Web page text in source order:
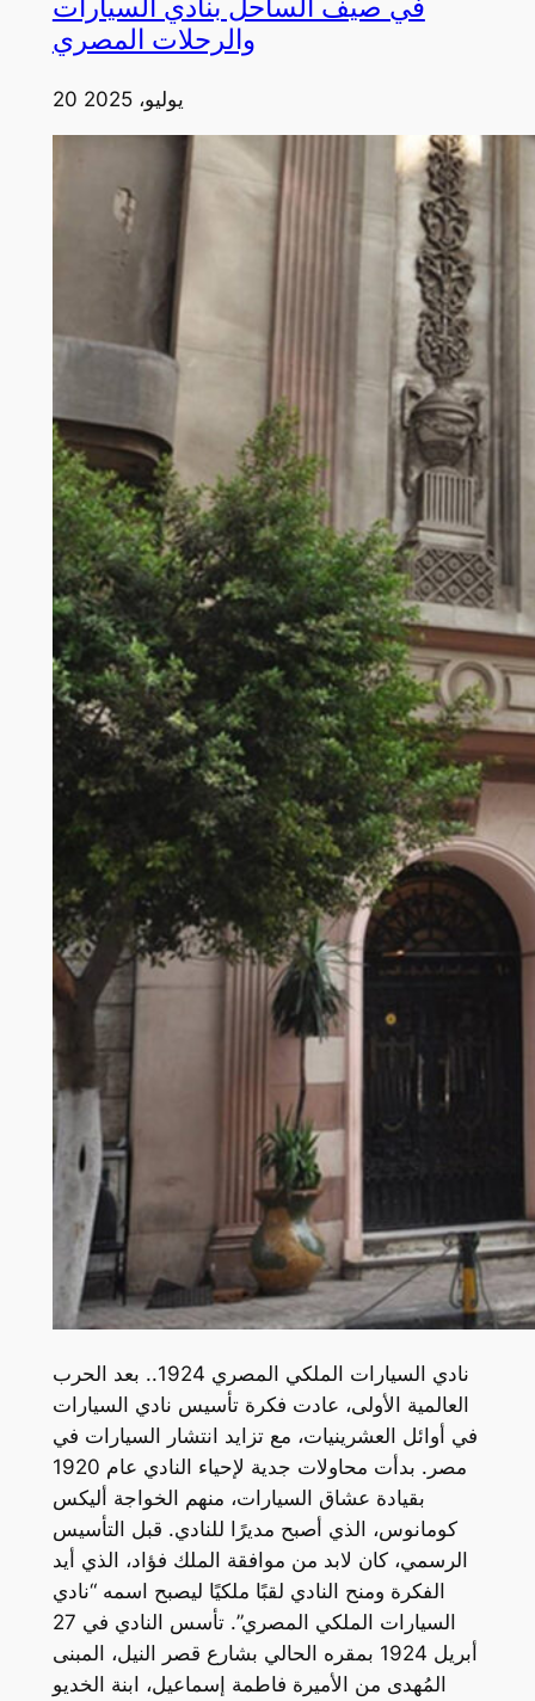
في صيف الساحل بنادي السيارات
والرحلات المصري
20 يوليو، 2025
نادي السيارات الملكي المصري 1924.. بعد الحرب
العالمية الأولى، عادت فكرة تأسيس نادي السيارات
في أوائل العشرينيات، مع تزايد انتشار السيارات في
مصر. بدأت محاولات جدية لإحياء النادي عام 1920
بقيادة عشاق السيارات، منهم الخواجة أليكس
كومانوس، الذي أصبح مديرًا للنادي. قبل التأسيس
الرسمي، كان لابد من موافقة الملك فؤاد، الذي أيد
الفكرة ومنح النادي لقبًا ملكيًا ليصبح اسمه “نادي
السيارات الملكي المصري”. تأسس النادي في 27
أبريل 1924 بمقره الحالي بشارع قصر النيل، المبنى
المُهدى من الأميرة فاطمة إسماعيل، ابنة الخديو